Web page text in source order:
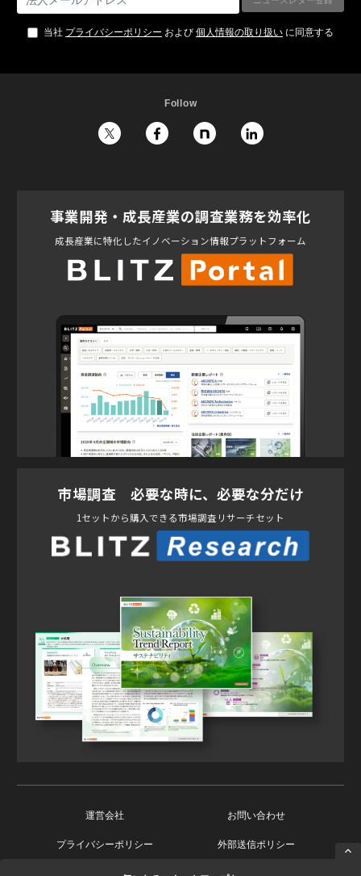
当社 プライバシーポリシー および 個人情報の取り扱い に同意する
Follow
事業開発・成長産業の調査業務を効率化
成長産業に特化したイノベーション情報プラットフォーム
市場調査 必要な時に、必要な分だけ
1セットから購入できる市場調査リサーチセット
運営会社 お問い合わせ
プライバシーポリシー 外部送信ポリシー